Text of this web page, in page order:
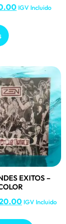
IGV Incluido
EXITOS –
IGV Incluido